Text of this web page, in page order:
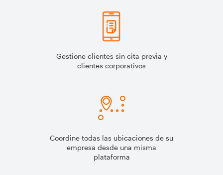
Gestione clientes sin cita previa y
clientes corporativos
Coordine todas las ubicaciones de su
empresa desde una misma
plataforma